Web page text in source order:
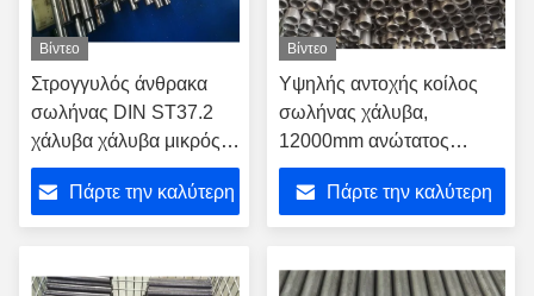
Βίντεο
Στρογγυλός άνθρακα
σωλήνας DIN ST37.2
χάλυβα χάλυβα μικρός
15mm ως σωλήνα
κυλίνδρων πετρελαίου
Πάρτε την καλύτερη
Βίντεο
Υψηλής αντοχής κοίλος
σωλήνας χάλυβα,
12000mm ανώτατος
φραγμός χάλυβα μήκους
κοίλοςΠάρτε την καλύτερη